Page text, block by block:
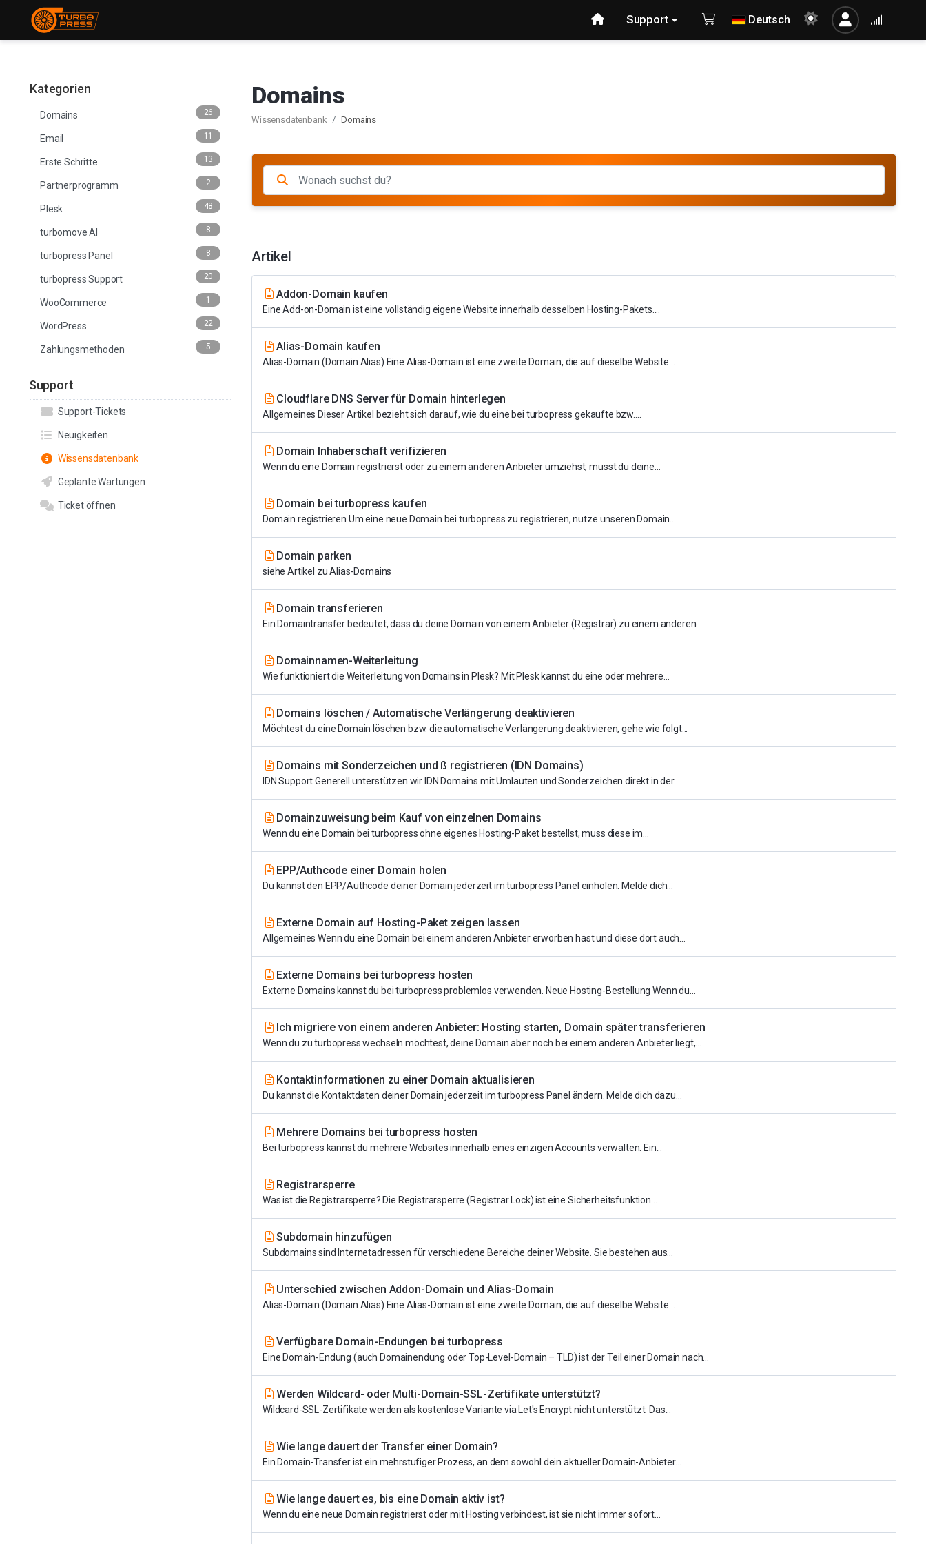
Support Deutsch
Kategorien
Domains 26
Email 11
Erste Schritte 13
Partnerprogramm 2
Plesk 48
turbomove AI 8
turbopress Panel 8
turbopress Support 20
WooCommerce 1
WordPress 22
Zahlungsmethoden 5
Support
Support-Tickets
Neuigkeiten
Wissensdatenbank
Geplante Wartungen
Ticket öffnen
Domains
Wissensdatenbank Domains
Artikel
Addon-Domain kaufen
Eine Add-on-Domain ist eine vollständig eigene Website innerhalb desselben Hosting-Pakets....
Alias-Domain kaufen
Alias-Domain (Domain Alias) Eine Alias-Domain ist eine zweite Domain, die auf dieselbe Website...
Cloudflare DNS Server für Domain hinterlegen
Allgemeines Dieser Artikel bezieht sich darauf, wie du eine bei turbopress gekaufte bzw....
Domain Inhaberschaft verifizieren
Wenn du eine Domain registrierst oder zu einem anderen Anbieter umziehst, musst du deine...
Domain bei turbopress kaufen
Domain registrieren Um eine neue Domain bei turbopress zu registrieren, nutze unseren Domain...
Domain parken
siehe Artikel zu Alias-Domains
Domain transferieren
Ein Domaintransfer bedeutet, dass du deine Domain von einem Anbieter (Registrar) zu einem anderen...
Domainnamen-Weiterleitung
Wie funktioniert die Weiterleitung von Domains in Plesk? Mit Plesk kannst du eine oder mehrere...
Domains löschen / Automatische Verlängerung deaktivieren
Möchtest du eine Domain löschen bzw. die automatische Verlängerung deaktivieren, gehe wie folgt...
Domains mit Sonderzeichen und ß registrieren (IDN Domains)
IDN Support Generell unterstützen wir IDN Domains mit Umlauten und Sonderzeichen direkt in der...
Domainzuweisung beim Kauf von einzelnen Domains
Wenn du eine Domain bei turbopress ohne eigenes Hosting-Paket bestellst, muss diese im...
EPP/Authcode einer Domain holen
Du kannst den EPP/Authcode deiner Domain jederzeit im turbopress Panel einholen. Melde dich...
Externe Domain auf Hosting-Paket zeigen lassen
Allgemeines Wenn du eine Domain bei einem anderen Anbieter erworben hast und diese dort auch...
Externe Domains bei turbopress hosten
Externe Domains kannst du bei turbopress problemlos verwenden. Neue Hosting-Bestellung Wenn du...
Ich migriere von einem anderen Anbieter: Hosting starten, Domain später transferieren
Wenn du zu turbopress wechseln möchtest, deine Domain aber noch bei einem anderen Anbieter liegt,...
Kontaktinformationen zu einer Domain aktualisieren
Du kannst die Kontaktdaten deiner Domain jederzeit im turbopress Panel ändern. Melde dich dazu...
Mehrere Domains bei turbopress hosten
Bei turbopress kannst du mehrere Websites innerhalb eines einzigen Accounts verwalten. Ein...
Registrarsperre
Was ist die Registrarsperre? Die Registrarsperre (Registrar Lock) ist eine Sicherheitsfunktion...
Subdomain hinzufügen
Subdomains sind Internetadressen für verschiedene Bereiche deiner Website. Sie bestehen aus...
Unterschied zwischen Addon-Domain und Alias-Domain
Alias-Domain (Domain Alias) Eine Alias-Domain ist eine zweite Domain, die auf dieselbe Website...
Verfügbare Domain-Endungen bei turbopress
Eine Domain-Endung (auch Domainendung oder Top-Level-Domain – TLD) ist der Teil einer Domain nach...
Werden Wildcard- oder Multi-Domain-SSL-Zertifikate unterstützt?
Wildcard-SSL-Zertifikate werden als kostenlose Variante via Let's Encrypt nicht unterstützt. Das...
Wie lange dauert der Transfer einer Domain?
Ein Domain-Transfer ist ein mehrstufiger Prozess, an dem sowohl dein aktueller Domain-Anbieter...
Wie lange dauert es, bis eine Domain aktiv ist?
Wenn du eine neue Domain registrierst oder mit Hosting verbindest, ist sie nicht immer sofort...